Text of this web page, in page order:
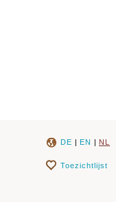
DE | EN | NL
Toezichtlijst